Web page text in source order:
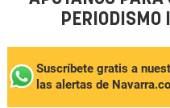
PERIODISMO
Suscríbete gratis a
las alertas de